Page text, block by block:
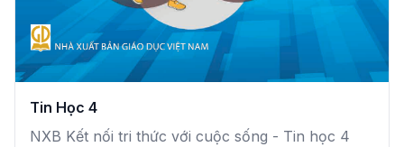
Tin Học 4
NXB Kết nối tri thức với cuộc sống - Tin học 4